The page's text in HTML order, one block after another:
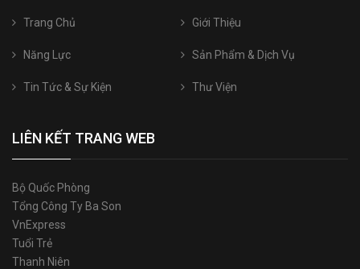
Trang Chủ Giới Thiệu
Năng Lực Sản Phẩm & Dịch Vụ
Tin Tức & Sự Kiện Thư Viện
LIÊN KẾT TRANG WEB
Bộ Quốc Phòng
Tổng Công Ty Ba Son
VnExpress
Tuổi Trẻ
Thanh Niên